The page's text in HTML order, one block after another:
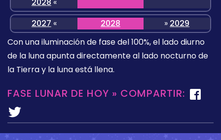
2028 «
2027 « 2028 » 2029
Con una iluminación de fase del 100%, el lado diurno
de la luna apunta directamente al lado nocturno de
la Tierra y la luna está llena.
FASE LUNAR DE HOY » COMPARTIR: